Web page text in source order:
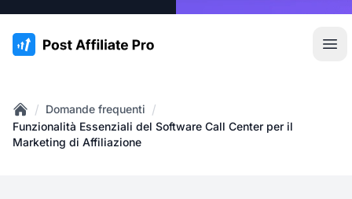
:site.title
Home
/ Domande frequenti /
Funzionalità Essenziali del Software Call Center per il
Marketing di Affiliazione